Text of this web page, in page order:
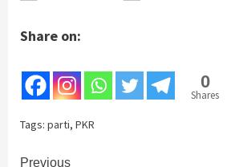
Share on:
0
Shares
Tags: parti, PKR
Previous